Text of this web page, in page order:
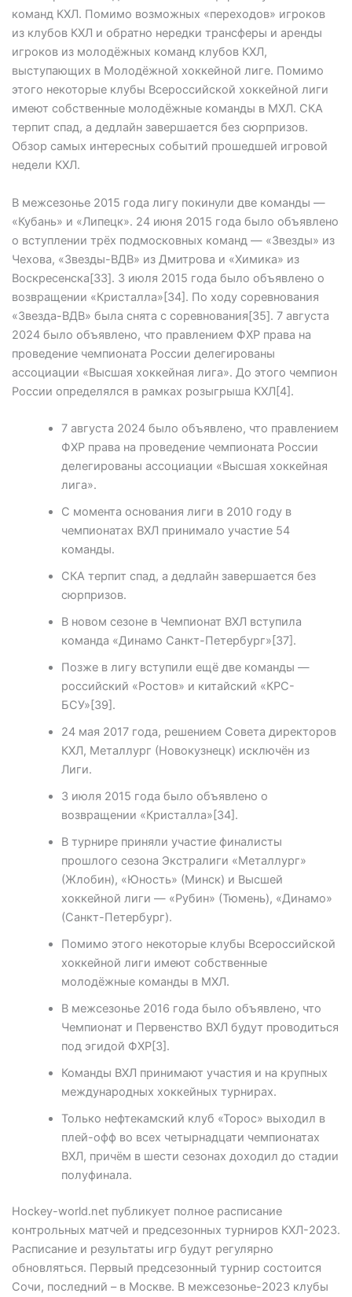
команд КХЛ. Помимо возможных «переходов» игроков
из клубов КХЛ и обратно нередки трансферы и аренды
игроков из молодёжных команд клубов КХЛ,
выступающих в Молодёжной хоккейной лиге. Помимо
этого некоторые клубы Всероссийской хоккейной лиги
имеют собственные молодёжные команды в МХЛ. СКА
терпит спад, а дедлайн завершается без сюрпризов.
Обзор самых интересных событий прошедшей игровой
недели КХЛ.
В межсезонье 2015 года лигу покинули две команды —
«Кубань» и «Липецк». 24 июня 2015 года было объявлено
о вступлении трёх подмосковных команд — «Звезды» из
Чехова, «Звезды-ВДВ» из Дмитрова и «Химика» из
Воскресенска[33]. 3 июля 2015 года было объявлено о
возвращении «Кристалла»[34]. По ходу соревнования
«Звезда-ВДВ» была снята с соревнования[35]. 7 августа
2024 было объявлено, что правлением ФХР права на
проведение чемпионата России делегированы
ассоциации «Высшая хоккейная лига». До этого чемпион
России определялся в рамках розыгрыша КХЛ[4].
7 августа 2024 было объявлено, что правлением
ФХР права на проведение чемпионата России
делегированы ассоциации «Высшая хоккейная
лига».
С момента основания лиги в 2010 году в
чемпионатах ВХЛ принимало участие 54
команды.
СКА терпит спад, а дедлайн завершается без
сюрпризов.
В новом сезоне в Чемпионат ВХЛ вступила
команда «Динамо Санкт-Петербург»[37].
Позже в лигу вступили ещё две команды —
российский «Ростов» и китайский «КРС-
БСУ»[39].
24 мая 2017 года, решением Совета директоров
КХЛ, Металлург (Новокузнецк) исключён из
Лиги.
3 июля 2015 года было объявлено о
возвращении «Кристалла»[34].
В турнире приняли участие финалисты
прошлого сезона Экстралиги «Металлург»
(Жлобин), «Юность» (Минск) и Высшей
хоккейной лиги — «Рубин» (Тюмень), «Динамо»
(Санкт-Петербург).
Помимо этого некоторые клубы Всероссийской
хоккейной лиги имеют собственные
молодёжные команды в МХЛ.
В межсезонье 2016 года было объявлено, что
Чемпионат и Первенство ВХЛ будут проводиться
под эгидой ФХР[3].
Команды ВХЛ принимают участия и на крупных
международных хоккейных турнирах.
Только нефтекамский клуб «Торос» выходил в
плей-офф во всех четырнадцати чемпионатах
ВХЛ, причём в шести сезонах доходил до стадии
полуфинала.
Hockey-world.net публикует полное расписание
контрольных матчей и предсезонных турниров КХЛ-2023.
Расписание и результаты игр будут регулярно
обновляться. Первый предсезонный турнир состоится
Сочи, последний – в Москве. В межсезонье-2023 клубы